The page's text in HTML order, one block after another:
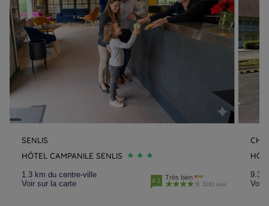
SENLIS
HÔTEL CAMPANILE SENLIS
1.3 km du centre-ville
Voir sur la carte
4.1 Très bien
3183 avis
9.3
Voir